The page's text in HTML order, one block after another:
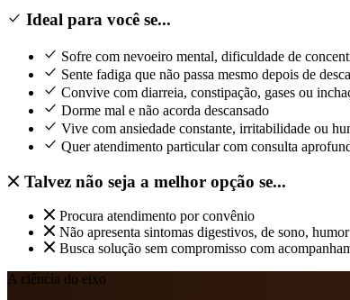
Ideal para você se...
Sofre com nevoeiro mental, dificuldade de
Sente fadiga que não passa mesmo depois de
Convive com diarreia, constipação, gases ou
Dorme mal e não acorda descansado
Vive com ansiedade constante, irritabilidade ou
Quer atendimento particular com consulta
Talvez não seja a melhor opção se...
Procura atendimento por convênio
Não apresenta sintomas digestivos, de sono,
Busca solução sem compromisso com
A ciência do eixo